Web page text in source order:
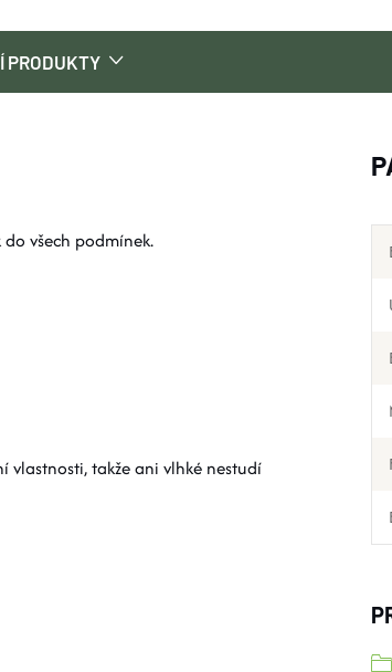
PRODUKTY
všech podmínek.
vlastnosti, takže ani vlhké nestudí